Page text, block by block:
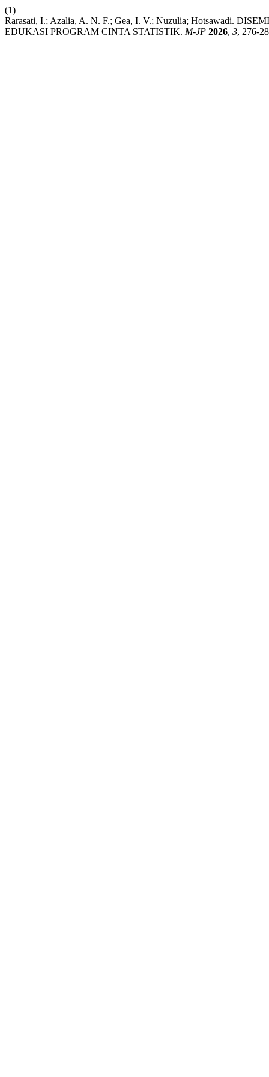
(1)
Rarasati, I.; Azalia, A. N. F.; Gea, I. V.; Nuzulia; Hotsawadi.
EDUKASI PROGRAM CINTA STATISTIK. M-JP 2026, 3, 276-